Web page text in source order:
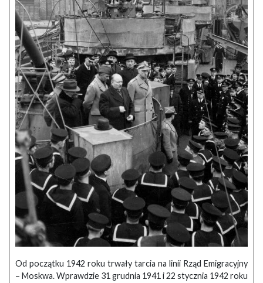
Od początku 1942 roku trwały tarcia na linii Rząd Emigracyjny
– Moskwa. Wprawdzie 31 grudnia 1941 i 22 stycznia 1942 roku